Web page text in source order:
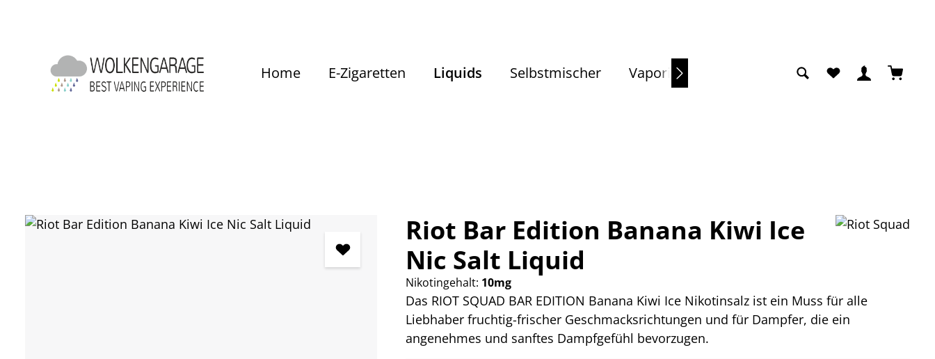
Home E-Zigaretten Liquids Selbstmischer Vaporizer Du hast 0 Produkte
Bildergalerie überspringen
Riot Bar Edition Banana Kiwi Ice
Nic Salt Liquid
Nikotingehalt: 10mg
Das RIOT SQUAD BAR EDITION Banana Kiwi Ice Nikotinsalz ist ein Muss für alle
Liebhaber fruchtig-frischer Geschmacksrichtungen und für Dampfer, die ein
angenehmes und sanftes Dampfgefühl bevorzugen.